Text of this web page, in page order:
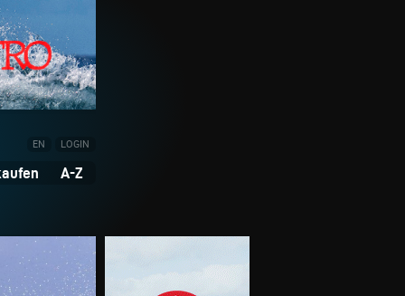
EN LOGIN
A-Z